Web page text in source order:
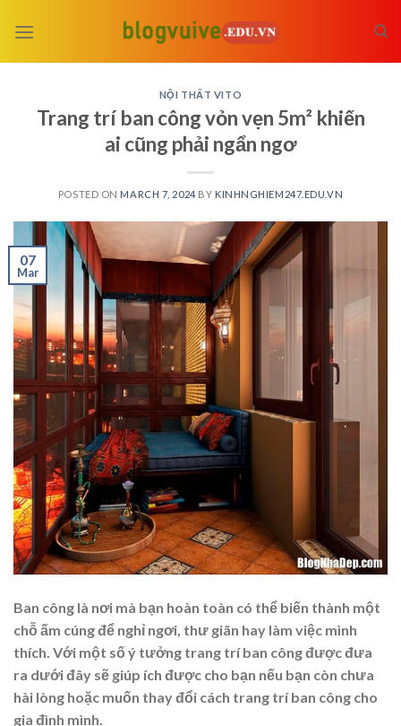
NỘI THẤT VITO
Trang trí ban công vỏn vẹn 5m² khiến
ai cũng phải ngẩn ngơ
POSTED ON MARCH 7, 2024 BY KINHNGHIEM247.EDU.VN
07
Mar
Ban công là nơi mà bạn hoàn toàn có thể biến thành một
chỗ ấm cúng để nghỉ ngơi, thư giãn hay làm việc mình
thích. Với một số ý tưởng trang trí ban công được đưa
ra dưới đây sẽ giúp ích được cho bạn nếu bạn còn chưa
hài lòng hoặc muốn thay đổi cách trang trí ban công cho
gia đình mình.